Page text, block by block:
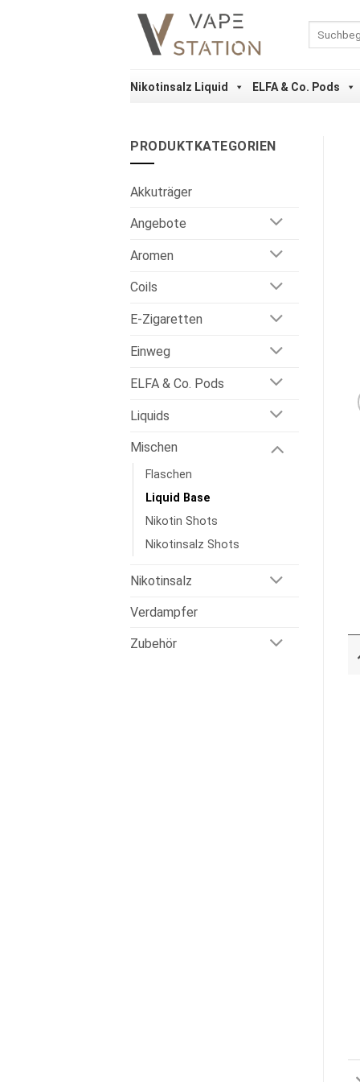
Nikotinsalz Liquid ELFA & Co. Pods
PRODUKTKATEGORIEN
Akkuträger
Angebote
Aromen
Coils
E-Zigaretten
Einweg
ELFA & Co. Pods
Liquids
Mischen
Flaschen
Liquid Base
Nikotin Shots
Nikotinsalz Shots
Nikotinsalz
Verdampfer
Zubehör